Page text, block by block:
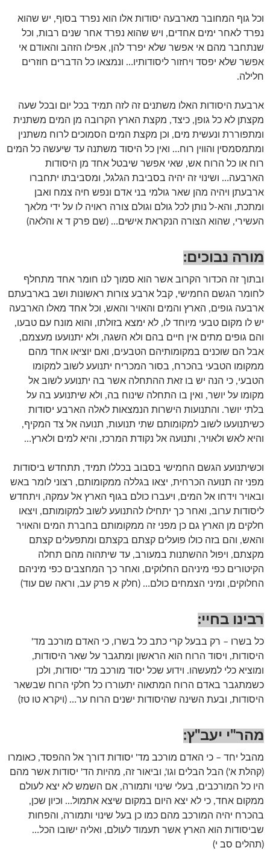
וכל גוף המחובר מארבעה יסודות אלו הוא נפרד בסוף, יש שהוא
נפרד לאחר ימים אחדים, ויש שהוא נפרד אחר שנים רבות, וכל
שנתחבר מהם אי אפשר שלא יפרד להן, אפילו הזהב והאודם אי
אפשר שלא יפסד ויחזור ליסודותיו… ונמצאו כל הדברים חוזרים
חלילה.
ארבעת היסודות האלו משתנים זה לזה תמיד בכל יום ובכל שעה
מקצתן לא כל גופן, כיצד, מקצת הארץ הקרובה מן המים משתנית
ומתפוררת ונעשית מים, וכן מקצת המים הסמוכים לרוח משתנין
ומתמסמסין והווין רוח… ואין כל היסוד משתנה עד שיעשה כל המים
רוח או כל הרוח אש, שאי אפשר שיבטל אחד מן היסודות
הארבעה… ושינוי זה יהיה בסביבת הגלגל, ומסביבתו יתחברו
ארבעתן ויהיה מהן שאר גולמי בני אדם ונפש חיה צמח ואבן
ומתכת, והא-ל נותן לכל גולם וגולם צורה ראויה לו על ידי מלאך
העשירי, שהוא הצורה הנקראת אישים… (שם פרק ד א והלאה)
מורה נבוכים:
ובתוך זה הכדור הקרוב אשר הוא סמוך לנו חומר אחד מתחלף
לחומר הגשם החמישי, קבל ארבע צורות ראשונות ושב בארבעתם
ארבעה גופים, הארץ והמים והאויר והאש, וכל אחד מאלו הארבעה
יש לו מקום טבעי מיוחד לו, לא ימצא בזולתו, והוא מונח עם טבעו,
והם גופים מתים אין חיים בהם ולא השגה, ולא יתנועעו מעצמם,
אבל הם שוכנים במקומותיהם הטבעים, ואם יוציאו אחד מהם
ממקומו הטבעי בהכרח, בסור המכריח יתנועע לשוב למקומו
הטבעי, כי הנה יש בו זאת ההתחלה אשר בה יתנועע לשוב אל
מקומו על יושר, ואין בו התחלה שינוח בה, ולא שיתנועע בה על
בלתי יושר. והתנועות הישרות הנמצאות לאלה הארבע יסודות
כשיתנועעו לשוב למקומותם שתי תנועות, תנועה אל צד המקיף,
והיא לאש ולאויר, ותנועה אל נקודת המרכז, והיא למים ולארץ…
וכשיתנועע הגשם החמישי בסבוב בכללו תמיד, תתחדש ביסודות
מפני זה תנועה הכרחית, יצאו בגללה ממקומותם, רצוני לומר באש
ובאויר וידחו אל המים, ויעברו כולם בגוף הארץ אל עמקה, ויתחדש
ליסודות ערוב, ואחר כך יתחילו להתנועע לשוב למקומותם, ויצאו
חלקים מן הארץ גם כן מפני זה ממקומותם בחברת המים והאויר
והאש, והם בזה כולו פועלים קצתם בקצתם ומתפעלים קצתם
מקצתם, ויפול ההשתנות במעורב, עד שיתהוה מהם תחלה
הקיטורים כפי מיניהם החלוקים, ואחר כך המחצבים כפי מיניהם
החלוקים, ומיני הצמחים כולם… (חלק א פרק עב, וראה שם עוד)
רבינו בחיי:
כל בשרו – רק בבעל קרי כתב כל בשרו, כי האדם מורכב מד'
היסודות, ויסוד הרוח הוא הראשון ומתגבר על שאר היסודות,
ומוציא כלי למעשהו. וידוע שכל יסוד מורכב מד' יסודות, ולכן
כשמתגבר באדם הרוח המתאוה יתעוררו כל חלקי הרוח שבשאר
היסודות, ובעת השינה שהיסודות ישנים הרוח ער… (ויקרא טו טז)
מהר"י יעב"ץ:
מהבל יחד – כי האדם מורכב מד' יסודות דורך אל ההפסד, כאומרו
(קהלת א') הבל הבלים וגו', וביאור זה, מהיות הד' יסודות אשר מהם
היו כל המורכבים, בעלי שינוי ותמורה, אם השמש לא יצא לעולם
ממקום אחד, כי לא יצא היום במקום שיצא אתמול… וכיון שכן,
בהכרח יהיה המורכב מהם כמו כן בעל שינוי ותמורה, והפחות
שביסודות הוא הארץ אשר תעמוד לעולם, ואליה ישובו הכל…
(תהלים סב י)